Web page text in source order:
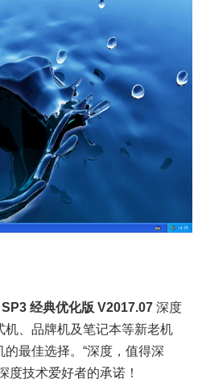
经典优化版 V2017.07 深度
、品牌机及笔记本等新老机
最佳选择。“深度，值得深
度技术爱好者的承诺！